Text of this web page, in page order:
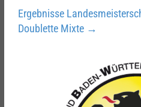
Ergebnisse
Doublette Mixte →